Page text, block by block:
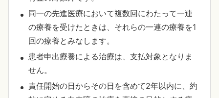
同一の先進医療において複数回にわたって一連
の療養を受けたときは、それらの一連の療養を1
回の療養とみなします。
患者申出療養による治療は、支払対象となりま
せん。
責任開始の日からその日を含めて2年以内に、約